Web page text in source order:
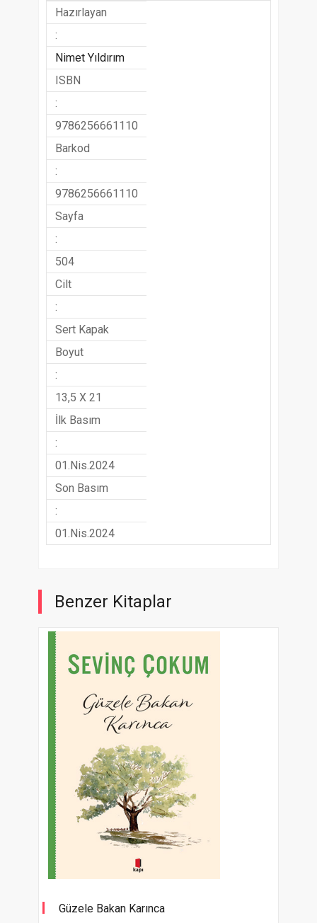
Hazırlayan
:
Nimet Yıldırım
ISBN
:
9786256661110
Barkod
:
9786256661110
Sayfa
:
504
Cilt
:
Sert Kapak
Boyut
:
13,5 X 21
İlk Basım
:
01.Nis.2024
Son Basım
:
01.Nis.2024
Benzer Kitaplar
Güzele Bakan Karınca